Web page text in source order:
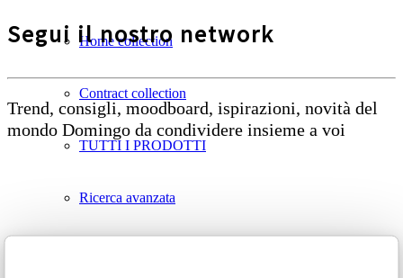
Home collection
Contract collection
TUTTI I PRODOTTI
Ricerca avanzata
Segui il nostro network
Trend, consigli, moodboard, ispirazioni, novità del
mondo Domingo da condividere insieme a voi